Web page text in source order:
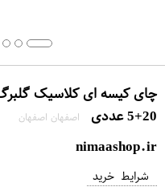
چای کیسه ای کلاسیک
20+5 عددی
اصفهان اصفهان
nimaashop.ir
شرایط خرید